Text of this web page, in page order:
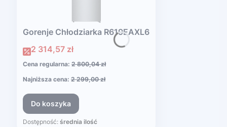
Gorenje Chłodziarka R619EAXL6
Cena promocyjna
2 314,57 zł
Cena regularna: 2 800,04 zł
Najniższa cena: 2 299,00 zł
Do koszyka
Dostępność: średnia ilość